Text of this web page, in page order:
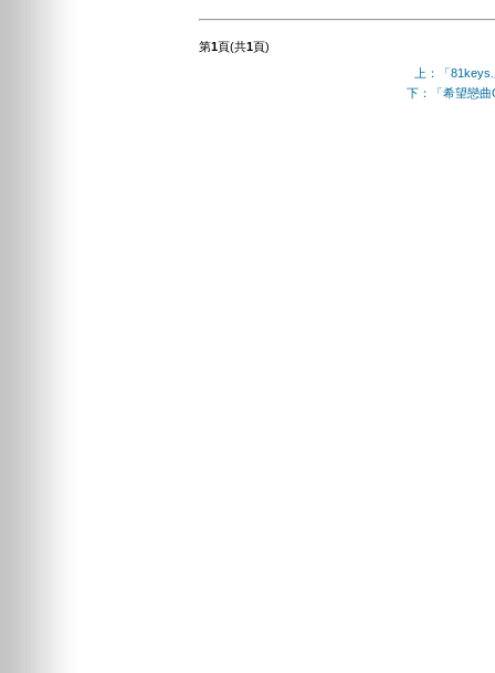
第1頁(共1頁)
上：「
下：「希望戀